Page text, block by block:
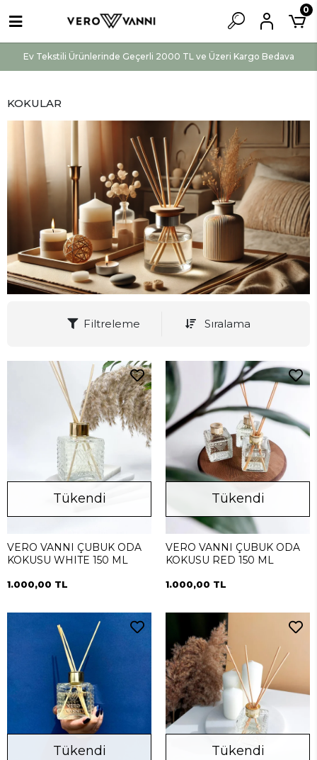
Ev Tekstili Ürünlerinde Geçerli 2000 TL ve Üzeri Kargo Bedava
0
KOKULAR
Filtreleme Sıralama
Tükendi
VERO VANNI ÇUBUK ODA
KOKUSU WHITE 150 ML
1.000,00 TL
Tükendi
VERO VANNI ÇUBUK ODA
KOKUSU RED 150 ML
1.000,00 TL
Tükendi Tükendi